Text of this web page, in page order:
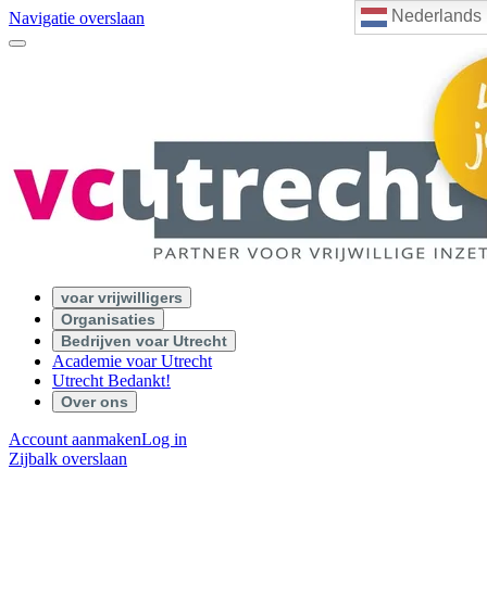
Nederlands
Navigatie overslaan
voar vrijwilligers
Organisaties
Bedrijven voar Utrecht
Academie voar Utrecht
Utrecht Bedankt!
Over ons
Account aanmakenLog in
Zijbalk overslaan